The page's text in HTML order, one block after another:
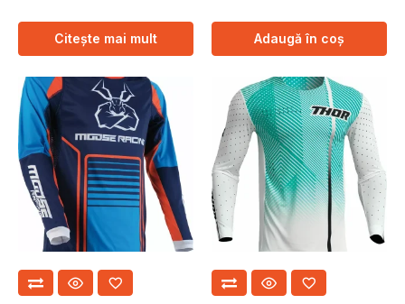
Citește mai mult Adaugă în coș